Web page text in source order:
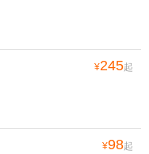
¥245起
¥98起